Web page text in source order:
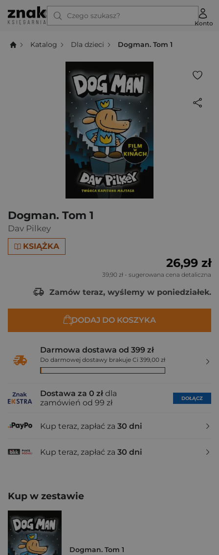
Czego szukasz?
Konto
Katalog Dla dzieci Dogman. Tom 1
Dogman. Tom 1
Dav Pilkey
KSIĄŻKA
26,99 zł
39,90 zł - sugerowana cena detaliczna
Zamów teraz, wyślemy w poniedziałek.
DODAJ DO KOSZYKA
Darmowa dostawa od 399 zł
Do darmowej dostawy brakuje Ci 399,00 zł
Dostawa za 0 zł dla
zamówień od 99 zł
DOŁĄCZ
Kup teraz, zapłać za 30 dni
Kup teraz, zapłać za 30 dni
Kup w zestawie
Dogman. Tom 1